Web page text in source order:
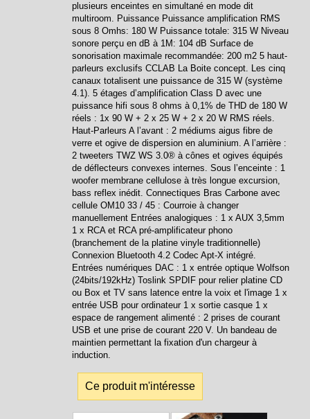
plusieurs enceintes en simultané en mode dit
multiroom. Puissance Puissance amplification RMS
sous 8 Omhs: 180 W Puissance totale: 315 W Niveau
sonore perçu en dB à 1M: 104 dB Surface de
sonorisation maximale recommandée: 200 m2 5 haut-
parleurs exclusifs CCLAB La Boite concept. Les cinq
canaux totalisent une puissance de 315 W (système
4.1). 5 étages d’amplification Class D avec une
puissance hifi sous 8 ohms à 0,1% de THD de 180 W
réels : 1x 90 W + 2 x 25 W + 2 x 20 W RMS réels.
Haut-Parleurs A l’avant : 2 médiums aigus fibre de
verre et ogive de dispersion en aluminium. A l’arrière :
2 tweeters TWZ WS 3.0® à cônes et ogives équipés
de déflecteurs convexes internes. Sous l’enceinte : 1
woofer membrane cellulose à très longue excursion,
bass reflex inédit. Connectiques Bras Carbone avec
cellule OM10 33 / 45 : Courroie à changer
manuellement Entrées analogiques : 1 x AUX 3,5mm
1 x RCA et RCA pré-amplificateur phono
(branchement de la platine vinyle traditionnelle)
Connexion Bluetooth 4.2 Codec Apt-X intégré.
Entrées numériques DAC : 1 x entrée optique Wolfson
(24bits/192kHz) Toslink SPDIF pour relier platine CD
ou Box et TV sans latence entre la voix et l'image 1 x
entrée USB pour ordinateur 1 x sortie casque 1 x
espace de rangement alimenté : 2 prises de courant
USB et une prise de courant 220 V. Un bandeau de
maintien permettant la fixation d'un chargeur à
induction.
Ce produit m'intéresse